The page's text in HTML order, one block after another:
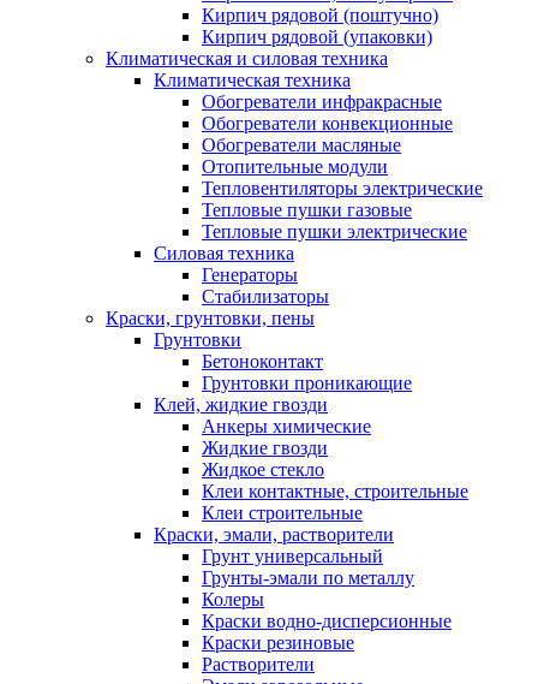
Кирпич рядовой (поштучно)
Кирпич рядовой (упаковки)
Климатическая и силовая техника
Климатическая техника
Обогреватели инфракрасные
Обогреватели конвекционные
Обогреватели масляные
Отопительные модули
Тепловентиляторы электрические
Тепловые пушки газовые
Тепловые пушки электрические
Силовая техника
Генераторы
Стабилизаторы
Краски, грунтовки, пены
Грунтовки
Бетоноконтакт
Грунтовки проникающие
Клей, жидкие гвозди
Анкеры химические
Жидкие гвозди
Жидкое стекло
Клеи контактные, строительные
Клеи строительные
Краски, эмали, растворители
Грунт универсальный
Грунты-эмали по металлу
Колеры
Краски водно-дисперсионные
Краски резиновые
Растворители